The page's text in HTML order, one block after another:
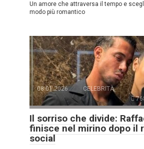
Un amore che attraversa il tempo e
modo più romantico
08.01.2026
CELEBRITÀ
Il sorriso che divide:
finisce nel mirino dopo il
social